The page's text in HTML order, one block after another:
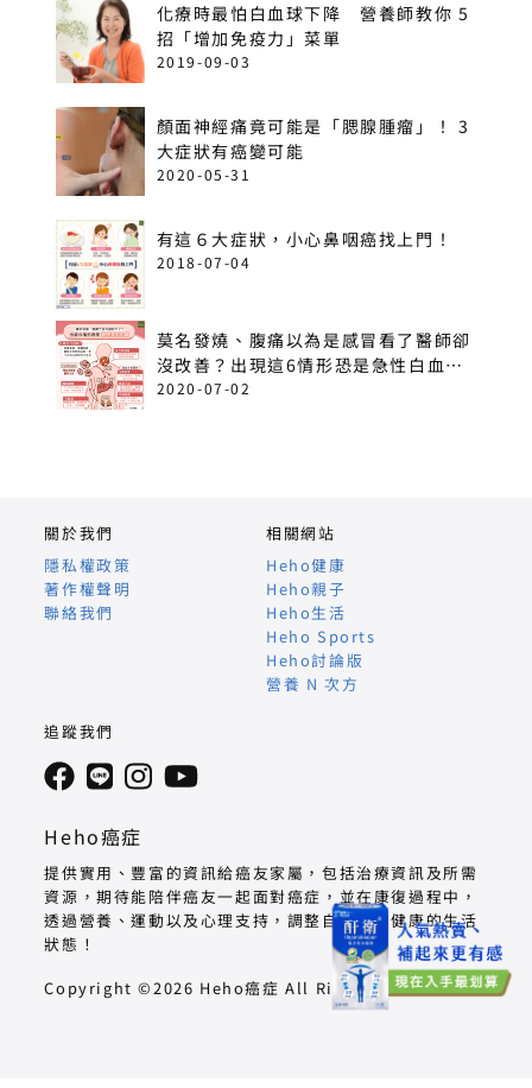
化療時最怕白血球下降 營養師教你 5
招「增加免疫力」菜單
2019-09-03
顏面神經痛竟可能是「腮腺腫瘤」！ 3
大症狀有癌變可能
2020-05-31
有這６大症狀，小心鼻咽癌找上門！
2018-07-04
莫名發燒、腹痛以為是感冒看了醫師卻
沒改善？出現這6情形恐是急性白血
病！
2020-07-02
Heho癌症
提供實用、豐富的資訊給癌友家屬，包括治療資訊及所需
資源，期待能陪伴癌友一起面對癌症，並在康復過程中，
透過營養、運動以及心理支持，調整自己回到健康的生活
狀態！
Copyright ©2026 Heho癌症 All Right Reserved.
關於我們
隱私權政策
著作權聲明
聯絡我們
相關網站
Heho健康
Heho親子
Heho生活
Heho Sports
Heho討論版
營養 N 次方
追蹤我們